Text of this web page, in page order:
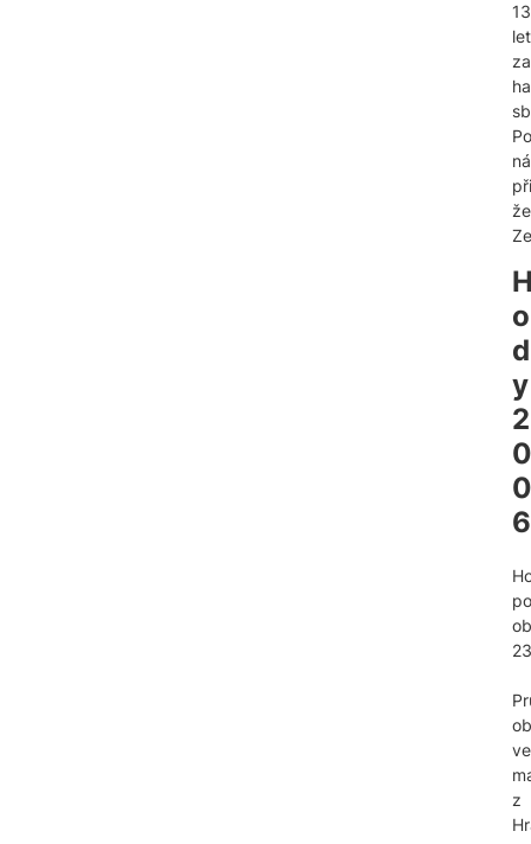
let
o
d
y
2
0
0
6
z